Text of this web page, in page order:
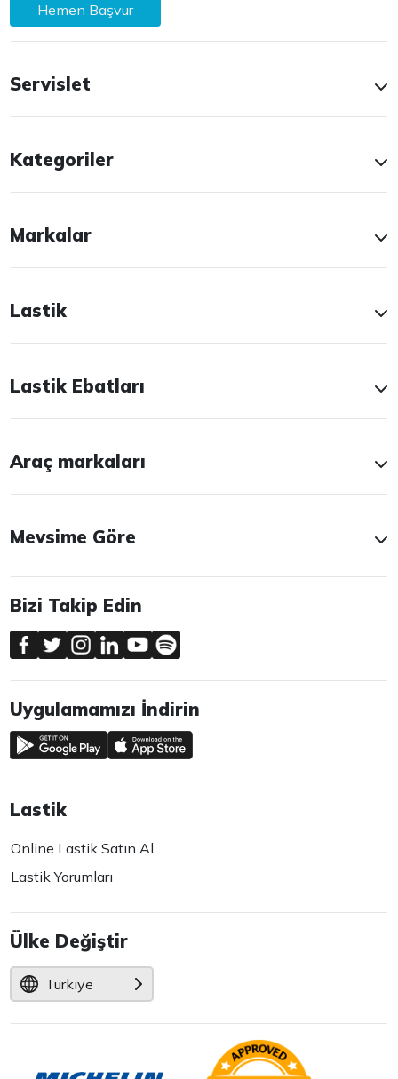
Hemen Başvur
Servislet
Kategoriler
Markalar
Lastik
Lastik Ebatları
Araç markaları
Mevsime Göre
Bizi Takip Edin
Uygulamamızı İndirin
Lastik
Online Lastik Satın Al
Lastik Yorumları
Ülke Değiştir
Türkiye